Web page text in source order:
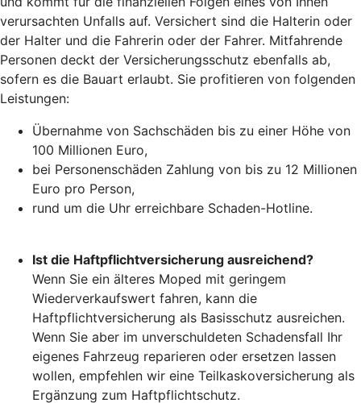
verursachten Unfalls auf. Versichert sind die Halterin oder
der Halter und die Fahrerin oder der Fahrer. Mitfahrende
Personen deckt der Versicherungsschutz ebenfalls ab,
sofern es die Bauart erlaubt. Sie profitieren von folgenden
Leistungen:
Übernahme von Sachschäden bis zu einer Höhe von
100 Millionen Euro,
bei Personenschäden Zahlung von bis zu 12 Millionen
Euro pro Person,
rund um die Uhr erreichbare Schaden-Hotline.
Ist die Haftpflichtversicherung ausreichend?
Wenn Sie ein älteres Moped mit geringem
Wiederverkaufswert fahren, kann die
Haftpflichtversicherung als Basisschutz ausreichen.
Wenn Sie aber im unverschuldeten Schadensfall Ihr
eigenes Fahrzeug reparieren oder ersetzen lassen
wollen, empfehlen wir eine Teilkaskoversicherung als
Ergänzung zum Haftpflichtschutz.